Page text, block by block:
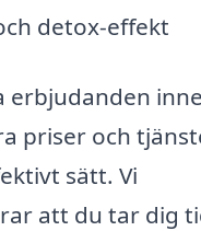
detox-effekt
erbjudanden
priser och
sätt. Vi
att du tar dig